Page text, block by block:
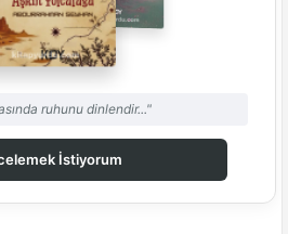
ruhunu dinlendir..."
İstiyorum